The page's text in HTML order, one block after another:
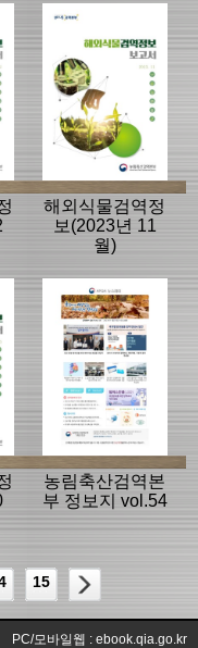
해외식물검역정
보(2023년 11
월)
농림축산검역본
부 정보지 vol.54
15
PC/모바일웹 : ebook.qia.go.kr